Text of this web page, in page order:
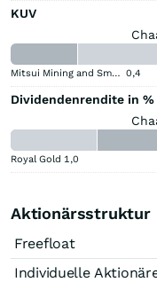
KUV
Mitsui Mining and Smelting Company 0,4
Dividendenrendite in %
Royal Gold 1,0
Aktionärsstruktur
Freefloat
Individuelle